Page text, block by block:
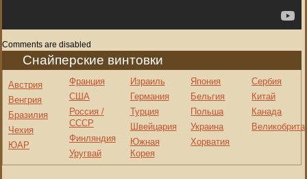
Comments are disabled
Снайперские винтовки
Австрия
Венгрия
Бразилия
Чехия
ЮАР
Франция
США
Россия /
СССР
Финляндия
Уругвай
Израиль
Германия
Турция
Швейцария
Южная
Корея
Япония
Бельгия
Польша
Украина
Хорватия
Сербия
Китай
Канада